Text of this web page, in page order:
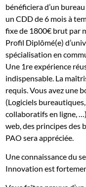
bénéficiera d’un
un CDD de 6 mois à
fixe de 1800€ brut par
Profil Diplômé(e)
spécialisation en
Une 1re expérience
indispensable. La
requis. Vous avez une
(Logiciels
collaboratifs en ligne,
web, des principes des
PAO sera appréciée.
Une connaissance du
Innovation est